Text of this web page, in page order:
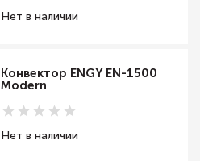
Нет в наличии
Конвектор ENGY EN-1500
Modern
Нет в наличии